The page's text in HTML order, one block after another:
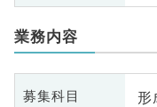
業務内容
募集科目 形